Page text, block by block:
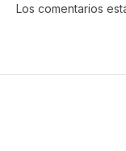
Los comentarios